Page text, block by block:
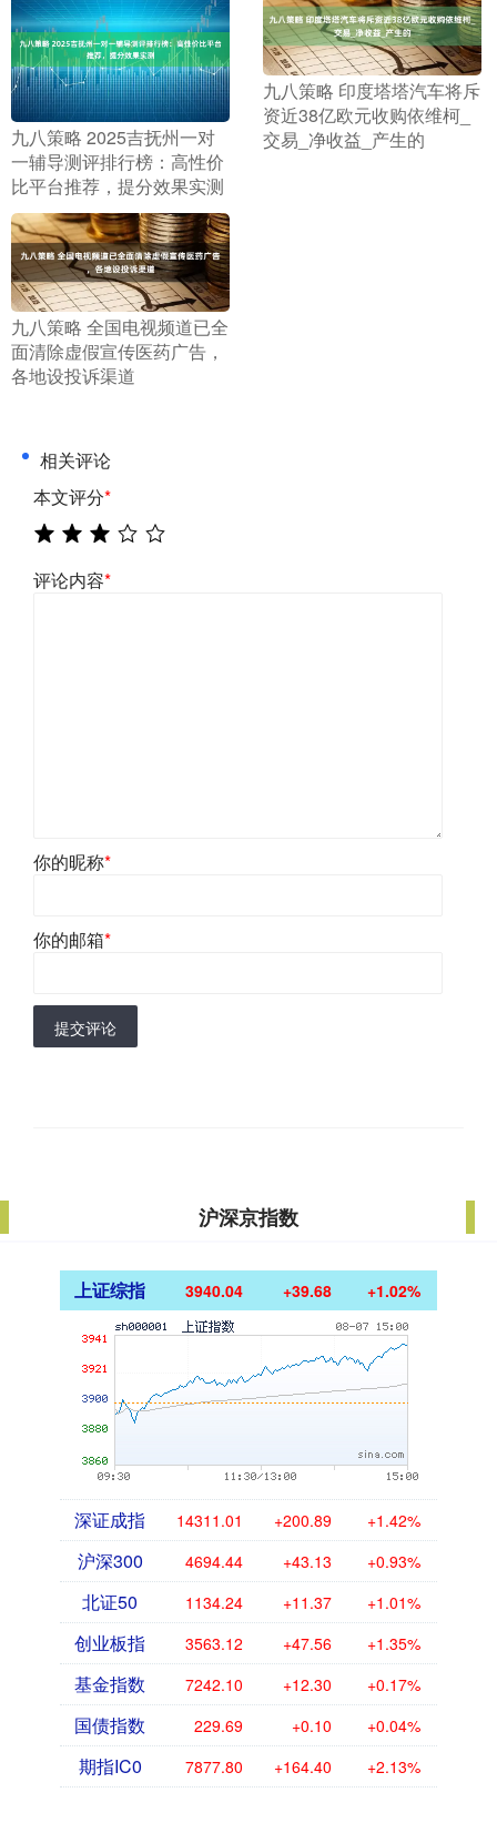
​九八策略 2025吉抚州一对
一辅导测评排行榜：高性价
比平台推荐，提分效果实测
​九八策略 印度塔塔汽车将斥
资近38亿欧元收购依维柯_
交易_净收益_产生的
​九八策略 全国电视频道已全
面清除虚假宣传医药广告，
各地设投诉渠道
相关评论
本文评分*
评论内容*
你的昵称*
你的邮箱*
提交评论
沪深京指数
上证综指 3940.04 +39.68 +1.02%
深证成指 14311.01 +200.89 +1.42%
沪深300 4694.44 +43.13 +0.93%
北证50 1134.24 +11.37 +1.01%
创业板指 3563.12 +47.56 +1.35%
基金指数 7242.10 +12.30 +0.17%
国债指数 229.69 +0.10 +0.04%
期指IC0 7877.80 +164.40 +2.13%